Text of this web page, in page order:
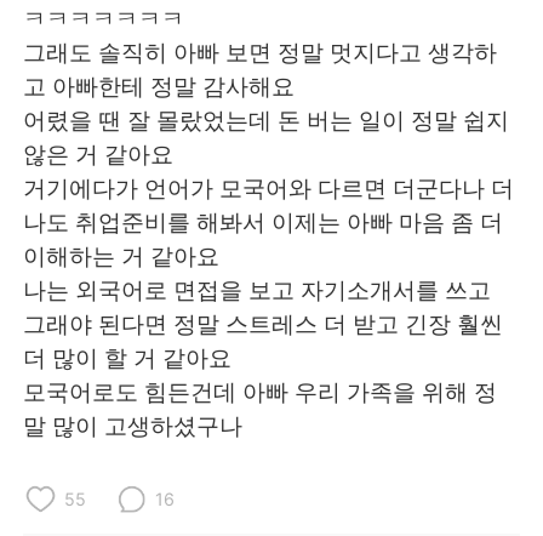
Deutsch
한국어 Русский
ไทย Indonesia
Türkçe Tiếng Việt
Português
ㅋㅋㅋㅋㅋㅋㅋ
그래도 솔직히 아빠 보면 정말 멋지다고 생각하
고 아빠한테 정말 감사해요
어렸을 땐 잘 몰랐었는데 돈 버는 일이 정말 쉽지
않은 거 같아요
거기에다가 언어가 모국어와 다르면 더군다나 더
나도 취업준비를 해봐서 이제는 아빠 마음 좀 더
이해하는 거 같아요
나는 외국어로 면접을 보고 자기소개서를 쓰고
그래야 된다면 정말 스트레스 더 받고 긴장 훨씬
더 많이 할 거 같아요
모국어로도 힘든건데 아빠 우리 가족을 위해 정
말 많이 고생하셨구나
55 16